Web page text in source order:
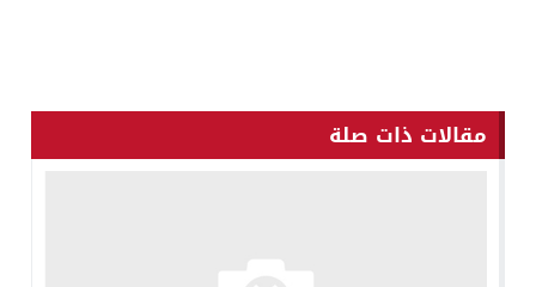
مقالات ذات صلة